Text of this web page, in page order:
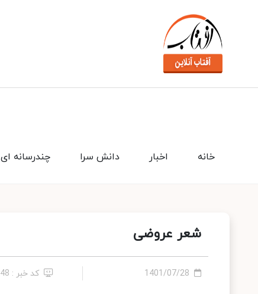
چندرسانه ای دانش سرا اخبار خانه
شعر عروضی
1401/07/28 کد خبر : 23448